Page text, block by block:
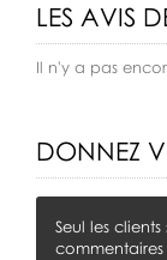
LES AVIS
Il n'y a pas
DONNEZ
Seul les
commentaires